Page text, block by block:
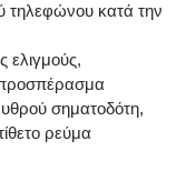
τηλεφώνου κατά την
ελιγμούς,
προσπέρασμα
σηματοδότη,
ρεύμα